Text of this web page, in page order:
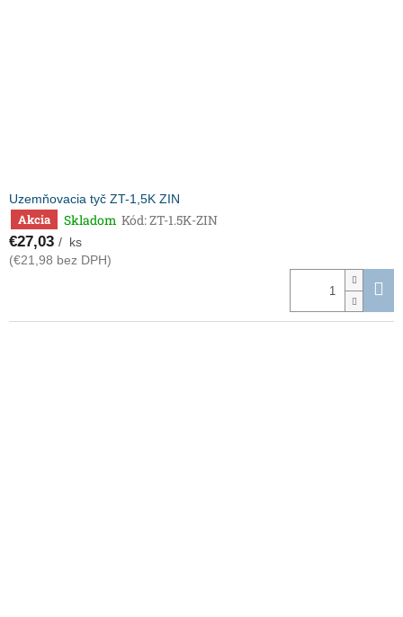
Uzemňovacia tyč ZT-1,5K ZIN
Akcia Skladom Kód:ZT-1.5K-ZIN
€27,03 / ks
(€21,98 bez DPH)